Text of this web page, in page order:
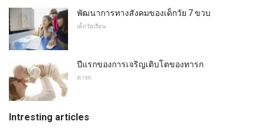
พัฒนาการทางสังคมของเด็กวัย 7 ขวบ
เด็กวัยเรียน
ปีแรกของการเจริญเติบโตของทารก
ทารก
Intresting articles